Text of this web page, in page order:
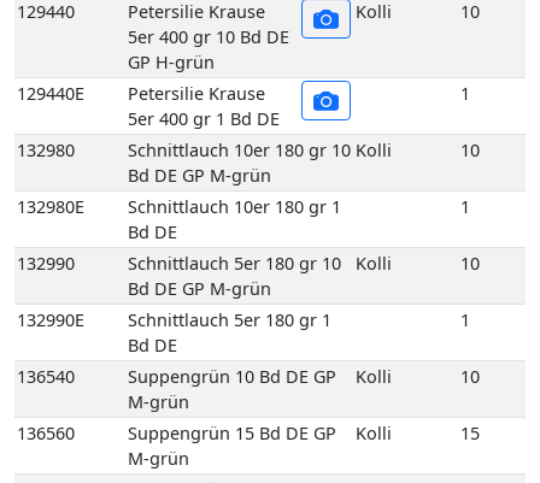
132980E
Schnittlauch 10er 180 gr 1
Bd DE
1
132990
Schnittlauch 5er 180 gr 10
Bd DE GP M-grün
Kolli 10
132990E
Schnittlauch 5er 180 gr 1
Bd DE
1
136540
Suppengrün 10 Bd DE GP
M-grün
Kolli 10
136560
Suppengrün 15 Bd DE GP
M-grün
Kolli 15
136560E Suppengrün 1 Bd DE
1
136740
Topf Basilikum aus
biologischem Anbau 1
Topf DE
1
136750
Topf Basilikum Bubikopf
aus biologischem Anbau 1
Topf DE
Kolli 1